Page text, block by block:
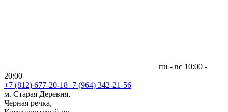
пн - вс 10:00 -
20:00
+7 (812) 677-20-18+7 (964) 342-21-56
м. Старая Деревня,
Черная речка,